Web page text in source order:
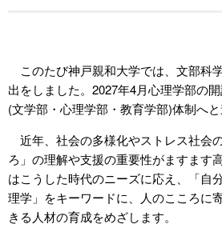
このたび神戸親和大学では、文部科
出をしました。2027年4月心理学部の
(文学部・心理学部・教育学部)体制へと
近年、社会の多様化やストレス社会
ろ」の理解や支援の重要性がますます
はこうした時代のニーズに応え、「自
理学」をキーワードに、人のこころに
きる人材の育成をめざします。